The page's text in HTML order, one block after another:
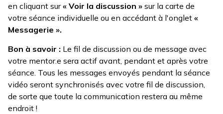
en cliquant sur« Voir la discussion » sur la carte de
votre séance individuelle ou en accédant à l'onglet «
Messagerie ».
Bon à savoir : Le fil de discussion ou de message avec
votre mentor.e sera actif avant, pendant et après votre
séance. Tous les messages envoyés pendant la séance
vidéo seront synchronisés avec votre fil de discussion,
de sorte que toute la communication restera au même
endroit !